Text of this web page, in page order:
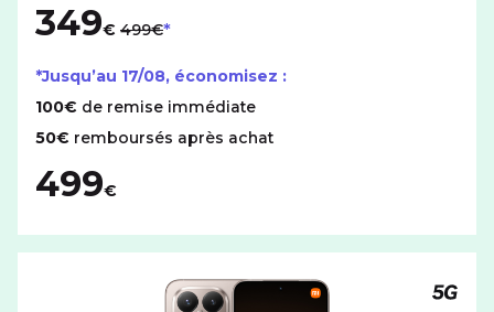
349€ 499€
*Jusqu’au 17/08, économisez :
100€ de remise immédiate
50€ remboursés après achat
499€